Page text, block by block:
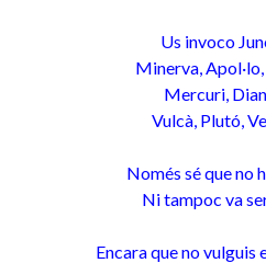
Us invoco
Minerva,
Mercuri,
Vulcà, Plutó,
Només sé que no
Ni tampoc va
Encara que no vulguis